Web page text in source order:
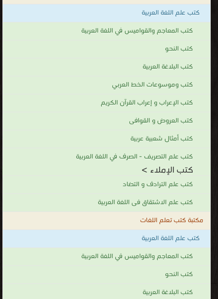
الترقيم
كتب الإملاء
كتب علم اللغة العربية
كتب المعاجم والقواميس في اللغة العربية
كتب النحو
كتب البلاغة العربية
كتب وموسوعات الخط العربي
كتب الإعراب و إعراب القرآن الكريم
كتب العروض و القوافى
كتب أمثال شعبية عربية
كتب علم التصريف - الصرف في اللغة العربية
كتب الإملاء >
كتب علم الترادف و التضاد
كتب علم الاشتقاق فى اللغة العربية
مكتبة كتب تعلم اللغات
كتب علم اللغة العربية
كتب المعاجم والقواميس في اللغة العربية
كتب النحو
كتب البلاغة العربية